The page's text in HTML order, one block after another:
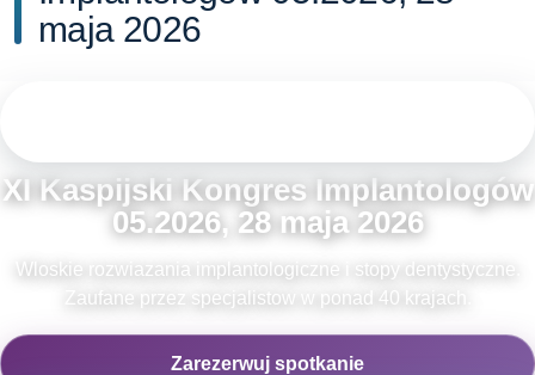
maja 2026
XI Kaspijski Kongres Implantologów
05.2026, 28 maja 2026
Wloskie rozwiazania implantologiczne i stopy dentystyczne.
Zaufane przez specjalistow w ponad 40 krajach.
Zarezerwuj spotkanie